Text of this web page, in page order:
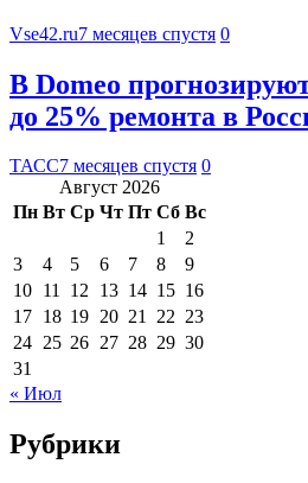
Vse42.ru7 месяцев спустя 0
В Domeo
до 25% ремонта в
ТАСС7 месяцев спустя 0
Август 2026
Пн Вт Ср Чт Пт Сб Вс
1
2
3
4 5 6 7 8
9
10 11 12 13 14 15 16
17 18 19 20 21 22 23
24 25 26 27 28 29 30
31
« Июл
Рубрики